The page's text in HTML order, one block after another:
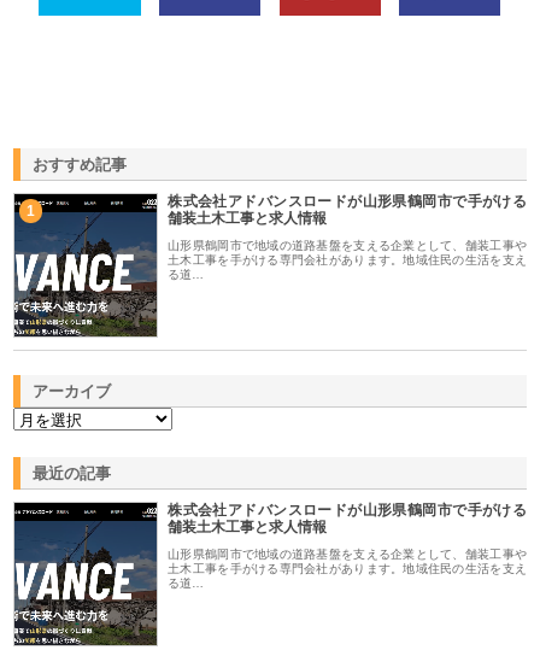
おすすめ記事
1
株式会社アドバンスロードが山形県鶴岡市で手がける
舗装土木工事と求人情報
山形県鶴岡市で地域の道路基盤を支える企業として、舗装工事や
土木工事を手がける専門会社があります。地域住民の生活を支え
る道…
アーカイブ
最近の記事
株式会社アドバンスロードが山形県鶴岡市で手がける
舗装土木工事と求人情報
山形県鶴岡市で地域の道路基盤を支える企業として、舗装工事や
土木工事を手がける専門会社があります。地域住民の生活を支え
る道…